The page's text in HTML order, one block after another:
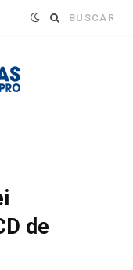
Buscar:
de